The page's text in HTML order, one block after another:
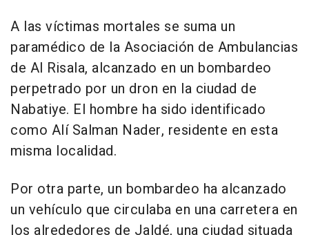
A las víctimas mortales se suma un
paramédico de la Asociación de Ambulancias
de Al Risala, alcanzado en un bombardeo
perpetrado por un dron en la ciudad de
Nabatiye. El hombre ha sido identificado
como Alí Salman Nader, residente en esta
misma localidad.
Por otra parte, un bombardeo ha alcanzado
un vehículo que circulaba en una carretera en
los alrededores de Jaldé, una ciudad situada